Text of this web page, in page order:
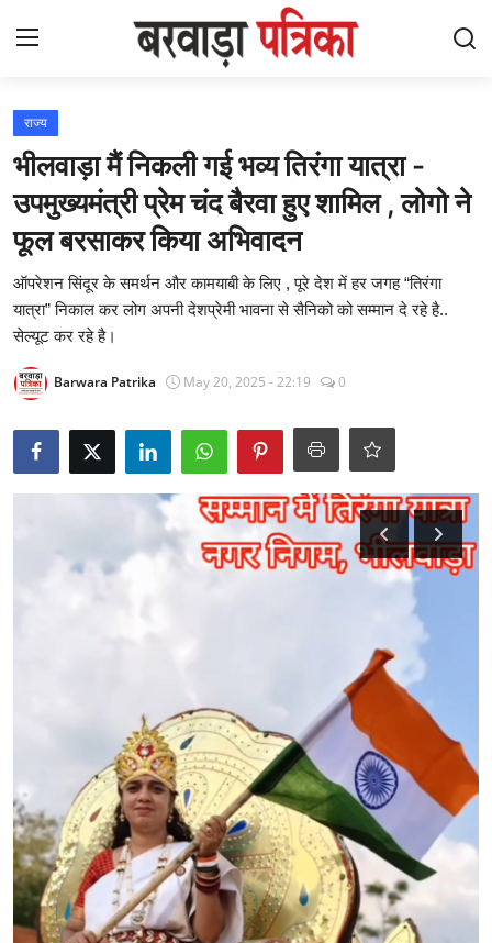
Contact
देश
आध्यात्मिक
लेटेस्ट
चुनाव
विज़ुअल स्टोरीज़
Epaper
राज्य
भीलवाड़ा मैं निकली गई भव्य तिरंगा यात्रा -
उपमुख्यमंत्री प्रेम चंद बैरवा हुए शामिल , लोगो ने
फूल बरसाकर किया अभिवादन
ऑपरेशन सिंदूर के समर्थन और कामयाबी के लिए , पूरे देश में हर जगह “तिरंगा
यात्रा” निकाल कर लोग अपनी देशप्रेमी भावना से सैनिको को सम्मान दे रहे है..
सेल्यूट कर रहे है।
Barwara Patrika May 20, 2025 - 22:19 0